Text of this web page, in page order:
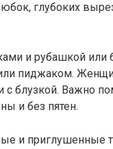
глубоких
и рубашкой или
пиджаком.
блузкой. Важно
и без пятен.
и приглушенные